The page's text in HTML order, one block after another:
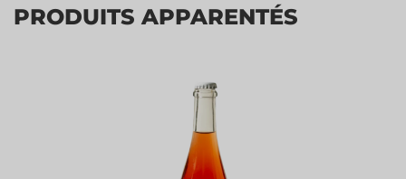
PRODUITS APPARENTÉS